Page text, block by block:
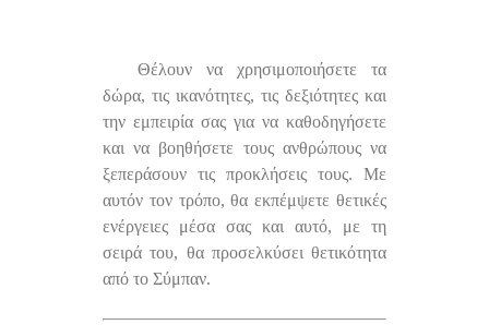
Θέλουν να χρησιμοποιήσετε τα
δώρα, τις ικανότητες, τις δεξιότητες και
την εμπειρία σας για να καθοδηγήσετε
και να βοηθήσετε τους ανθρώπους να
ξεπεράσουν τις προκλήσεις τους. Με
αυτόν τον τρόπο, θα εκπέμψετε θετικές
ενέργειες μέσα σας και αυτό, με τη
σειρά του, θα προσελκύσει θετικότητα
από το Σύμπαν.